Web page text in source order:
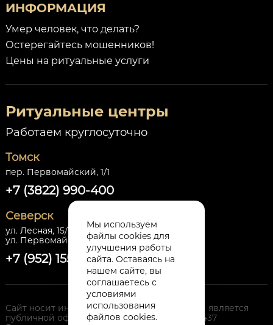
ИНФОРМАЦИЯ
Умер человек, что делать?
Остерегайтесь мошенников!
Цены на ритуальные услуги
Ритуальные центры
Работаем круглосуточно
Томск
пер. Первомайский, 1/1
+7 (3822) 990-400
Северск
ул. Лесная, 15/1,
ул. Первомайская, 30 стр.1
+7 (952) 155-86-64
Сайт носит информационный характер и не является
публичной офертой, определяемой п. 2. ст 437
Мы используем
файлы cookies для
улучшения работы
сайта. Оставаясь на
нашем сайте, вы
соглашаетесь с
условиями
использования
файлов cookies.